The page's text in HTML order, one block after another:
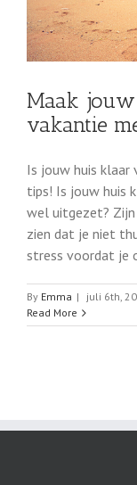
Maak
vakantie
Is jouw huis klaar
tips! Is jouw huis
wel uitgezet? Zijn
zien dat je niet
stress voordat je
By Emma | juli 6th,
Read More